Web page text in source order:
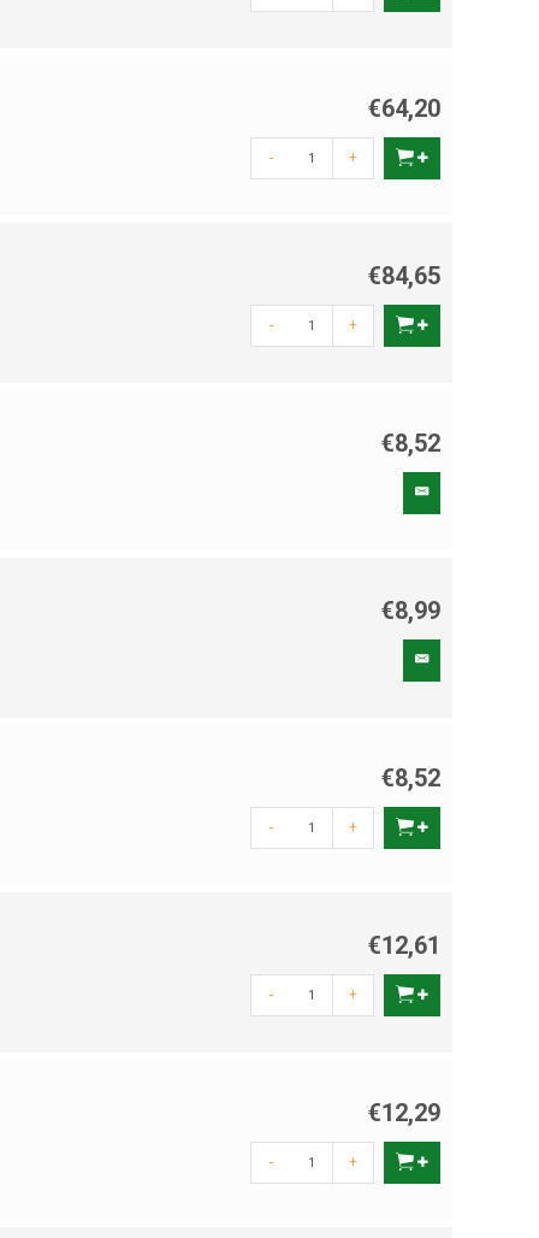
€64,20
- +
€84,65
- +
€8,52
€8,99
€8,52
- +
€12,61
- +
€12,29
- +